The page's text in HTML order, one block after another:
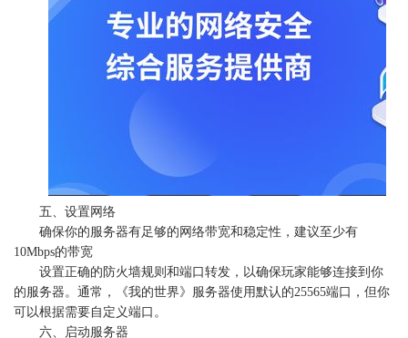
五、设置网络
确保你的服务器有足够的网络带宽和稳定性，建议至少有
10Mbps的带宽
设置正确的防火墙规则和端口转发，以确保玩家能够连接到你
的服务器。通常，《我的世界》服务器使用默认的25565端口，但你
可以根据需要自定义端口。
六、启动服务器